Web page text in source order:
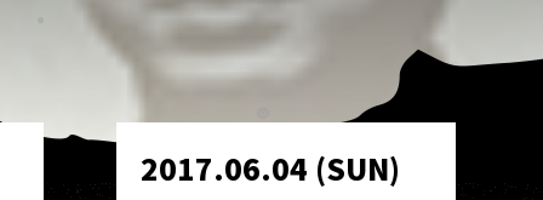
2017.06.04 (SUN)